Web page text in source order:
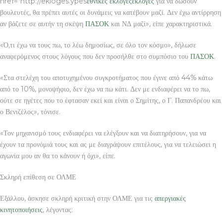
βουλευτές, θα πρέπει αυτές οι δυνάμεις να κατέβουν μαζί. Δεν έχω αντίρρηση
αν βάζετε σε αυτήν τη σκέψη ΠΑΣΟΚ και ΝΔ μαζί», είπε χαρακτηριστικά.
«Ό,τι έχω να τους πω, το λέω δημοσίως, σε όλο τον κόσμο», δήλωσε
αναφερόμενος στους λόγους που δεν προσήλθε στο συμπόσιο του ΠΑΣΟΚ.
«Στα στελέχη του αποτυχημένου συγκροτήματος που έγινε από 44% κάτω
από το 10%, μονοψήφιο, δεν έχω να πω κάτι. Δεν με ενδιαφέρει να το πω,
ούτε σε ηγέτες που το έφτασαν εκεί και είναι ο Σημίτης, ο Γ. Παπανδρέου και
ο Βενιζέλος», τόνισε.
«Τον μηχανισμό τους ενδιαφέρει να ελέγξουν και να διατηρήσουν, για να
έχουν τα προνόμιά τους και ας με διαγράψουν επιτέλους, για να τελειώσει η
αγωνία μου αν θα το κάνουν ή όχι», είπε.
Σκληρή επίθεση σε ΟΛΜΕ
Εξάλλου, άσκησε σκληρή κριτική στην ΟΛΜΕ για τις απεργιακές
κινητοποιήσεις, λέγοντας: